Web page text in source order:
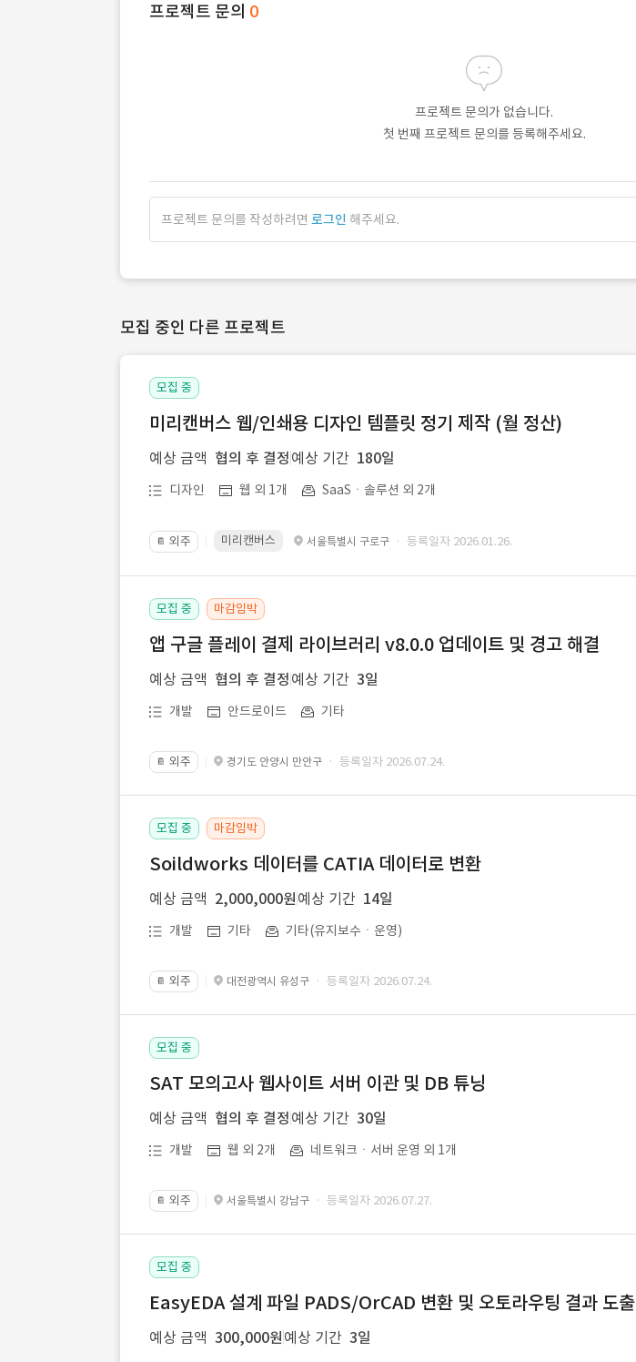
프로젝트 문의 0
프로젝트 문의가 없습니다.
첫 번째 프로젝트 문의를 등록해주세요.
프로젝트 문의를 작성하려면 로그인 해주세요.
모집 중인 다른 프로젝트
모집 중
미리캔버스 웹/인쇄용 디자인 템플릿 정기 제작 (월 정산)
예상 금액 협의 후 결정 예상 기간 180일
디자인 웹 외 1개 SaaSㆍ솔루션 외 2개
📔 외주 미리캔버스 서울특별시 구로구 · 등록일자 2026.01.26.
모집 중 마감임박
앱 구글 플레이 결제 라이브러리 v8.0.0 업데이트 및 경고 해결
예상 금액 협의 후 결정 예상 기간 3일
개발 안드로이드 기타
📔 외주 경기도 안양시 만안구 · 등록일자 2026.07.24.
모집 중 마감임박
Soildworks 데이터를 CATIA 데이터로 변환
예상 금액 2,000,000원 예상 기간 14일
개발 기타 기타(유지보수ㆍ운영)
📔 외주 대전광역시 유성구 · 등록일자 2026.07.24.
모집 중
SAT 모의고사 웹사이트 서버 이관 및 DB 튜닝
예상 금액 협의 후 결정 예상 기간 30일
개발 웹 외 2개 네트워크ㆍ서버 운영 외 1개
📔 외주 서울특별시 강남구 · 등록일자 2026.07.27.
모집 중
EasyEDA 설계 파일 PADS/OrCAD 변환 및 오토라우팅 결과 도출
예상 금액 300,000원 예상 기간 3일